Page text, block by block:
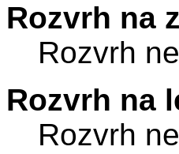
Rozvrh na
Rozvrh
Rozvrh na
Rozvrh